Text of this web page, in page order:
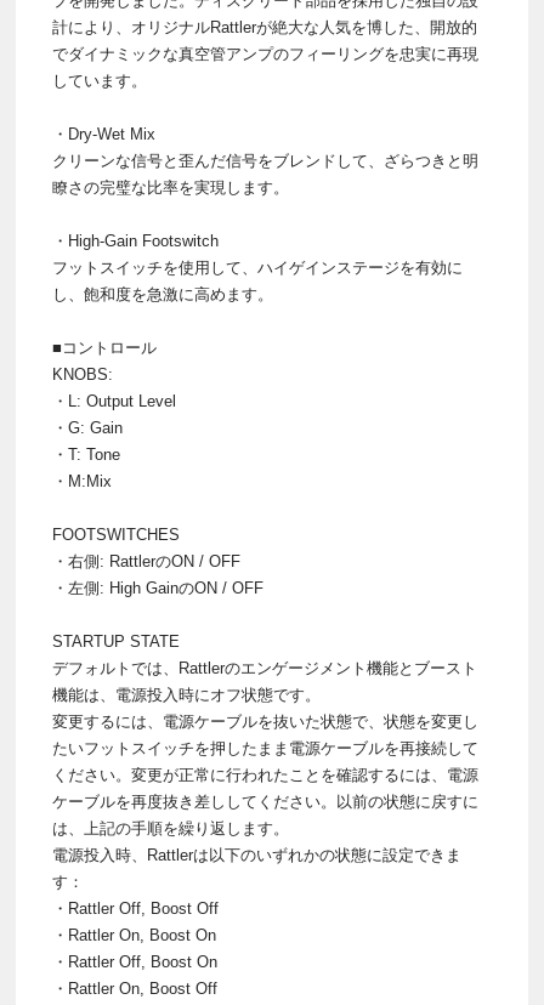
計により、オリジナルRattlerが絶大な人気を博した、開放的
でダイナミックな真空管アンプのフィーリングを忠実に再現
しています。
・Dry-Wet Mix
クリーンな信号と歪んだ信号をブレンドして、ざらつきと明
瞭さの完璧な比率を実現します。
・High-Gain Footswitch
フットスイッチを使用して、ハイゲインステージを有効に
し、飽和度を急激に高めます。
■コントロール
KNOBS:
・L: Output Level
・G: Gain
・T: Tone
・M:Mix
FOOTSWITCHES
・右側: RattlerのON / OFF
・左側: High GainのON / OFF
STARTUP STATE
デフォルトでは、Rattlerのエンゲージメント機能とブースト
機能は、電源投入時にオフ状態です。
変更するには、電源ケーブルを抜いた状態で、状態を変更し
たいフットスイッチを押したまま電源ケーブルを再接続して
ください。変更が正常に行われたことを確認するには、電源
ケーブルを再度抜き差ししてください。以前の状態に戻すに
は、上記の手順を繰り返します。
電源投入時、Rattlerは以下のいずれかの状態に設定できま
す：
・Rattler Off, Boost Off
・Rattler On, Boost On
・Rattler Off, Boost On
・Rattler On, Boost Off